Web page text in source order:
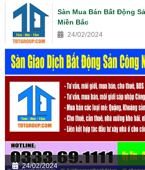
Sàn Mua Bán Bất Động
Miền Bắc
24/02/2024
24/02/2024